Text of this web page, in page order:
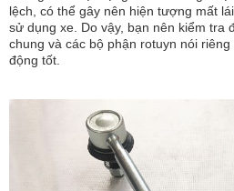
lệch, có thể gây nên hiện tượng mất
sử dụng xe. Do vậy, bạn nên kiểm tra
chung và các bộ phận rotuyn nói
động tốt.